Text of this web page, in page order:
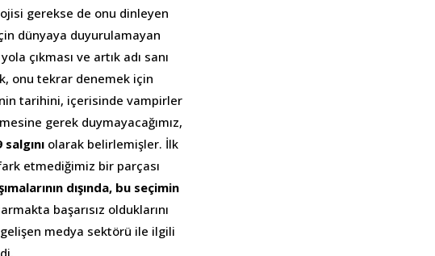
gerekse de onu dinleyen
dünyaya duyurulamayan
çıkması ve artık adı sanı
onu tekrar denemek için
tarihini, içerisinde vampirler
gerek duymayacağımız,
olarak belirlemişler. İlk
etmediğimiz bir parçası
dışında, bu seçimin
başarısız olduklarını
gelişen medya sektörü ile ilgili